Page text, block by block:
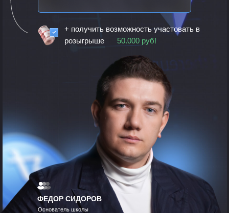
ФЕДОР СИДОРОВ
Основатель школы
+ получить возможность участовать в
розыгрыше
50.000 руб!